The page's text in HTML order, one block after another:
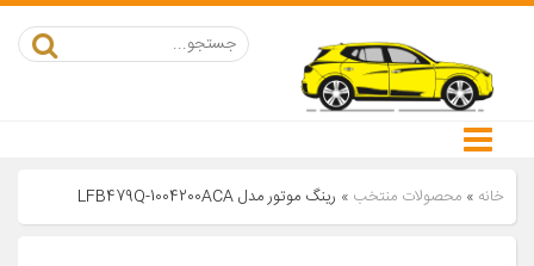
خانه » محصولات منتخب » رینگ موتور مدل LFB479Q-1004200ACA